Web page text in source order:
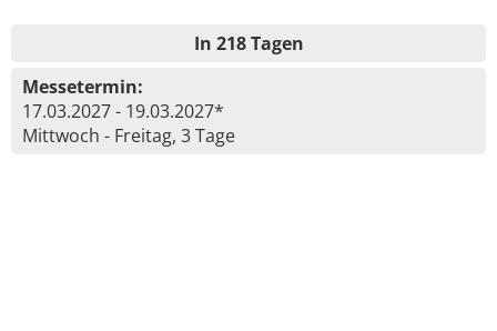
In 218 Tagen
Messetermin:
17.03.2027 - 19.03.2027*
Mittwoch - Freitag, 3 Tage